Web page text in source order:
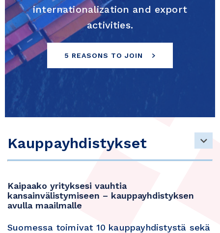
internationalization and export
activities.
5 REASONS TO JOIN
Kauppayhdistykset
Kaipaako yrityksesi vauhtia
kansainvälistymiseen – kauppayhdistyksen
avulla maailmalle
Suomessa toimivat 10 kauppayhdistystä sekä